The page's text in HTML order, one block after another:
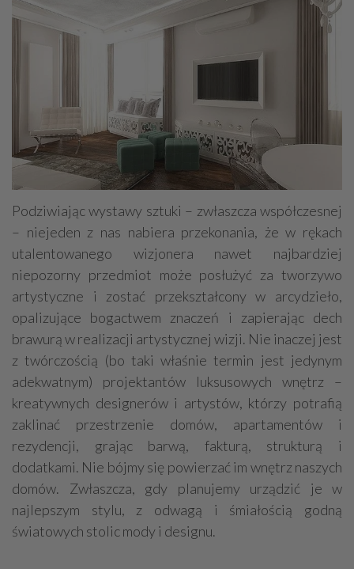
Podziwiając wystawy sztuki – zwłaszcza współczesnej
– niejeden z nas nabiera przekonania, że w rękach
utalentowanego wizjonera nawet najbardziej
niepozorny przedmiot może posłużyć za tworzywo
artystyczne i zostać przekształcony w arcydzieło,
opalizujące bogactwem znaczeń i zapierając dech
brawurą w realizacji artystycznej wizji. Nie inaczej jest
z twórczością (bo taki właśnie termin jest jedynym
adekwatnym) projektantów luksusowych wnętrz –
kreatywnych designerów i artystów, którzy potrafią
zaklinać przestrzenie domów, apartamentów i
rezydencji, grając barwą, fakturą, strukturą i
dodatkami. Nie bójmy się powierzać im wnętrz naszych
domów. Zwłaszcza, gdy planujemy urządzić je w
najlepszym stylu, z odwagą i śmiałością godną
światowych stolic mody i designu.